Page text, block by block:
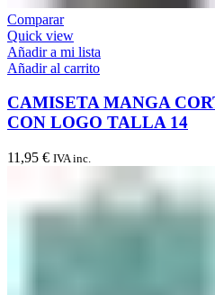
Comparar
Quick view
Añadir a mi lista
Añadir al carrito
CAMISETA MANGA
CON LOGO TALLA 14
11,95 € IVA inc.